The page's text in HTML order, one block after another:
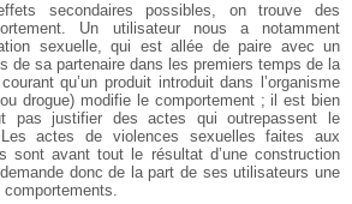
secondaires possibles, on trouve des
Un utilisateur nous a notamment
sexuelle, qui est allée de paire avec un
de sa partenaire dans les premiers temps de la
qu’un produit introduit dans l’organisme
drogue) modifie le comportement ; il est bien
pas justifier des actes qui outrepassent le
Les actes de violences sexuelles faites aux
sont avant tout le résultat d’une construction
donc de la part de ses utilisateurs une